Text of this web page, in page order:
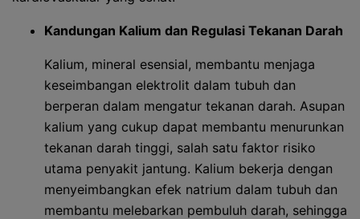
Kandungan Kalium dan Regulasi Tekanan Darah
Kalium, mineral esensial, membantu menjaga
keseimbangan elektrolit dalam tubuh dan
berperan dalam mengatur tekanan darah. Asupan
kalium yang cukup dapat membantu menurunkan
tekanan darah tinggi, salah satu faktor risiko
utama penyakit jantung. Kalium bekerja dengan
menyeimbangkan efek natrium dalam tubuh dan
membantu melebarkan pembuluh darah, sehingga